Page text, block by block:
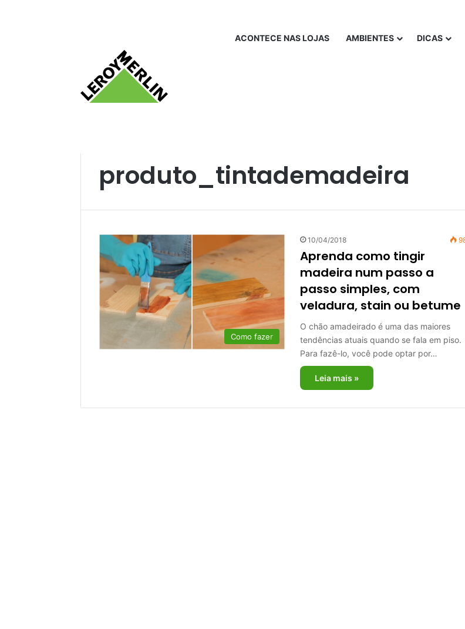
ACONTECE NAS LOJAS AMBIENTES DICAS
produto_tintademadeira
Como fazer
10/04/2018
Aprenda como tingir
madeira num passo a
passo simples, com
veladura, stain ou betume
O chão amadeirado é uma das maiores
tendências atuais quando se fala em piso.
Para fazê-lo, você pode optar por…
Leia mais »